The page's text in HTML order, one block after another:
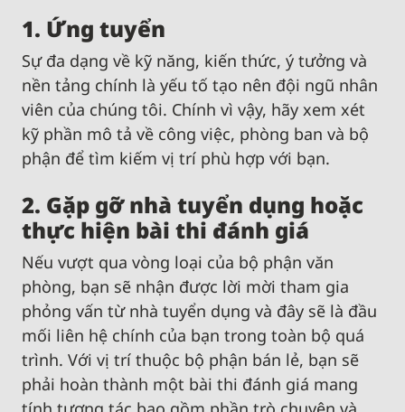
1. Ứng tuyển
Sự đa dạng về kỹ năng, kiến ​​thức, ý tưởng và
nền tảng chính là yếu tố tạo nên đội ngũ nhân
viên của chúng tôi. Chính vì vậy, hãy xem xét
kỹ phần mô tả về công việc, phòng ban và bộ
phận để tìm kiếm vị trí phù hợp với bạn.
2. Gặp gỡ nhà tuyển dụng hoặc
thực hiện bài thi đánh giá
Nếu vượt qua vòng loại của bộ phận văn
phòng, bạn sẽ nhận được lời mời tham gia
phỏng vấn từ nhà tuyển dụng và đây sẽ là đầu
mối liên hệ chính của bạn trong toàn bộ quá
trình. Với vị trí thuộc bộ phận bán lẻ, bạn sẽ
phải hoàn thành một bài thi đánh giá mang